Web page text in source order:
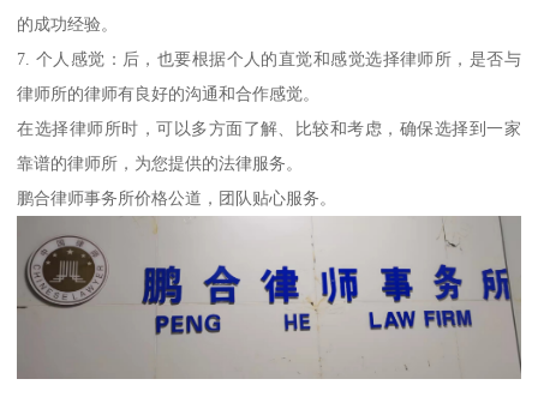
的成功经验。
7. 个人感觉：后，也要根据个人的直觉和感觉选择律师所，是否与
律师所的律师有良好的沟通和合作感觉。
在选择律师所时，可以多方面了解、比较和考虑，确保选择到一家
靠谱的律师所，为您提供的法律服务。
鹏合律师事务所价格公道，团队贴心服务。